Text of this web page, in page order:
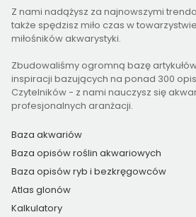
Z nami nadążysz za najnowszymi
także spędzisz miło czas w
miłośników akwarystyki.
Zbudowaliśmy ogromną bazę
inspiracji bazujących na ponad 300
Czytelników - z nami nauczysz się
profesjonalnych aranżacji.
Baza akwariów
Baza opisów roślin akwariowych
Baza opisów ryb i bezkręgowców
Atlas glonów
Kalkulatory